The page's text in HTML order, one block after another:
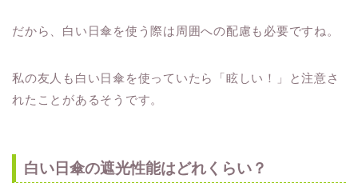
だから、白い日傘を使う際は周囲への配慮も必要ですね。
私の友人も白い日傘を使っていたら「眩しい！」と注意さ
れたことがあるそうです。
白い日傘の遮光性能はどれくらい？